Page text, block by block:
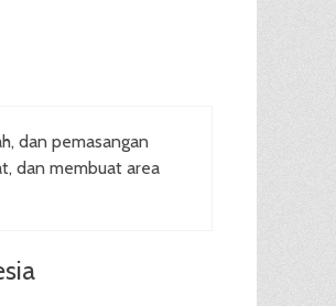
dan pemasangan
dan membuat area